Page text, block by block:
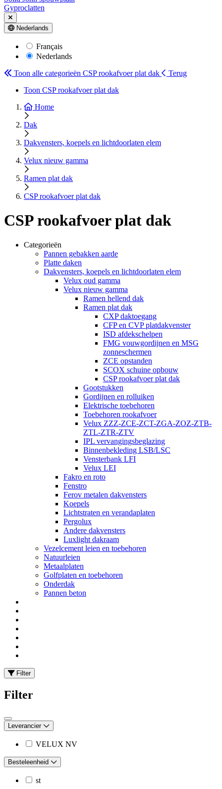
Gyproclatten
Nederlands
Français
Nederlands
Toon alle categorieën CSP rookafvoer plat dak
Terug
Toon CSP rookafvoer plat dak
Home
Dak
Dakvensters, koepels en lichtdoorlaten elem
Velux nieuw gamma
Ramen plat dak
CSP rookafvoer plat dak
CSP rookafvoer plat dak
Categorieën
Pannen gebakken aarde
Platte daken
Dakvensters, koepels en lichtdoorlaten elem
Velux oud gamma
Velux nieuw gamma
Ramen hellend dak
Ramen plat dak
CXP daktoegang
CFP en CVP platdakvenster
ISD afdekschelpen
FMG vouwgordijnen en MSG
zonneschermen
ZCE opstanden
SCOX schuine opbouw
CSP rookafvoer plat dak
Gootstukken
Gordijnen en rolluiken
Elektrische toebehoren
Toebehoren rookafvoer
Velux ZZZ-ZCE-ZCT-ZGA-ZOZ-ZTB-
ZTL-ZTR-ZTV
IPL vervangingsbeglazing
Binnenbekleding LSB/LSC
Vensterbank LFI
Velux LEI
Fakro en roto
Fenstro
Ferov metalen dakvensters
Koepels
Lichtstraten en verandaplaten
Pergolux
Andere dakvensters
Luxlight dakraam
Vezelcement leien en toebehoren
Natuurleien
Metaalplaten
Golfplaten en toebehoren
Onderdak
Pannen beton
Filter
Filter
Leverancier
VELUX NV
Besteleenheid
st